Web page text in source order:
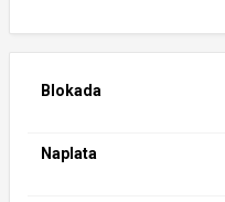
Blokada
Naplata